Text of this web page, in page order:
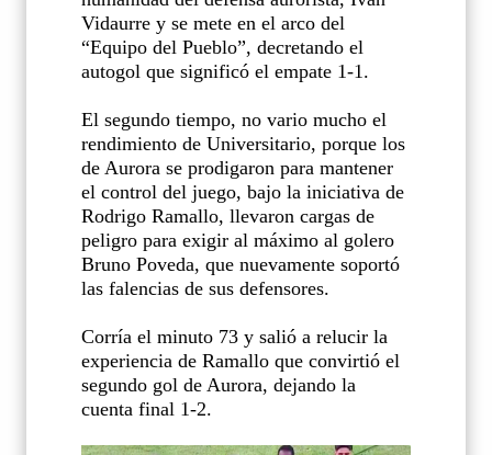
Vidaurre y se mete en el arco del
“Equipo del Pueblo”, decretando el
autogol que significó el empate 1-1.
El segundo tiempo, no vario mucho el
rendimiento de Universitario, porque los
de Aurora se prodigaron para mantener
el control del juego, bajo la iniciativa de
Rodrigo Ramallo, llevaron cargas de
peligro para exigir al máximo al golero
Bruno Poveda, que nuevamente soportó
las falencias de sus defensores.
Corría el minuto 73 y salió a relucir la
experiencia de Ramallo que convirtió el
segundo gol de Aurora, dejando la
cuenta final 1-2.